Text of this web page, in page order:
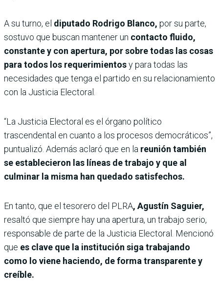
A su turno, el diputado Rodrigo Blanco, por su parte,
sostuvo que buscan mantener un contacto fluido,
constante y con apertura, por sobre todas las cosas
para todos los requerimientosy para todas las
necesidades que tenga el partido en su relacionamiento
con la Justicia Electoral.
“La Justicia Electoral es el órgano político
trascendental en cuanto a los procesos democráticos”,
puntualizó. Además aclaró que en la reunión también
se establecieron las líneas de trabajo y que al
culminar la misma han quedado satisfechos.
En tanto, que el tesorero del PLRA, Agustín Saguier,
resaltó que siempre hay una apertura, un trabajo serio,
responsable de parte de la Justicia Electoral. Mencionó
que es clave que la institución siga trabajando
como lo viene haciendo, de forma transparente y
creíble.